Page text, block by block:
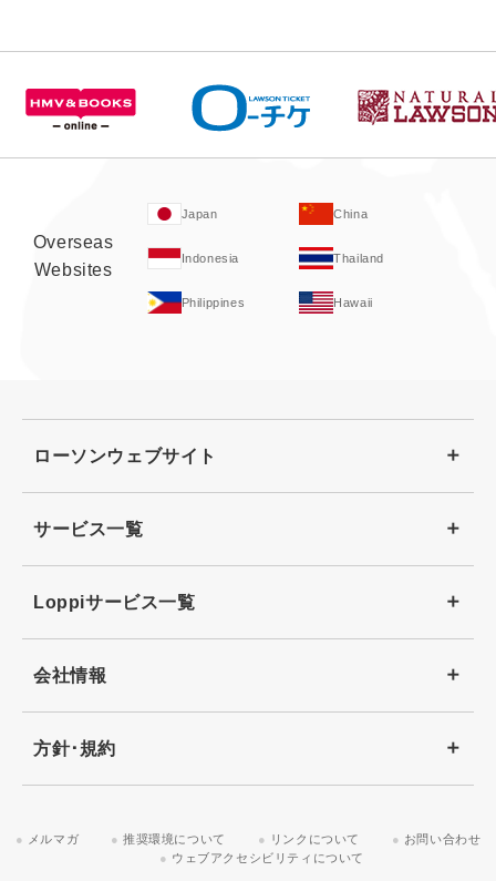
Overseas
Websites
Japan China
Indonesia Thailand
Philippines Hawaii
ローソンウェブサイト
サービス一覧
Loppiサービス一覧
会社情報
方針･規約
メルマガ 推奨環境について リンクについて
お問い合わせ
ウェブアクセシビリティについて